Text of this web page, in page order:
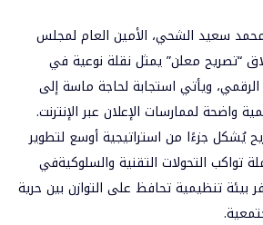
سعيد الشحي، الأمين العام لمجلس
“تصريح معلن” يمثل نقلة نوعية في
، ويأتي استجابة لحاجة ماسة إلى
واضحة لممارسات الإعلان عبر الإنترنت.
يُشكل جزءًا من استراتيجية أوسع لتطوير
تواكب التحولات التقنية والسلوكيةفي
بيئة تنظيمية تحافظ على التوازن بين حرية